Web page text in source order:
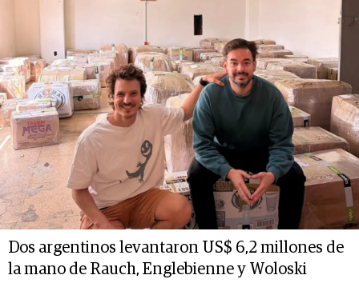
Dos argentinos levantaron US$ 6,2 millones de
la mano de Rauch, Englebienne y Woloski